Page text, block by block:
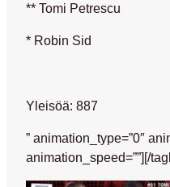
** Tomi Petrescu
* Robin Sid
Yleisöä: 887
” animation_type=”0″
animation_speed=””][/